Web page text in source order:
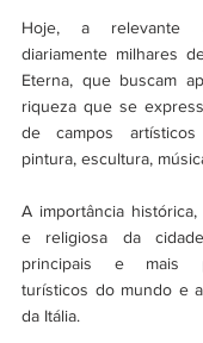
Hoje, a relevante
diariamente milhares
Eterna, que buscam
riqueza que se
de campos
pintura, escultura,
A importância histórica,
e religiosa da
principais e mais
turísticos do mundo e
da Itália.